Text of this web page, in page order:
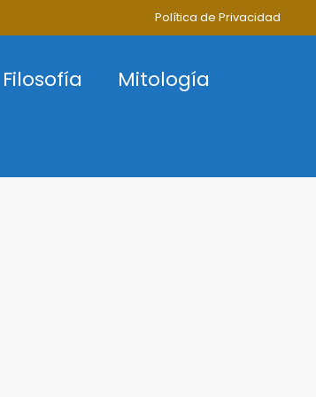
Política de Privacidad
Filosofía
Mitología